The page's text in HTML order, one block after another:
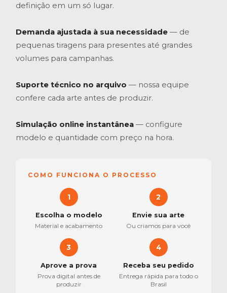
definição em um só lugar.
Demanda ajustada à sua necessidade — de
pequenas tiragens para presentes até grandes
volumes para campanhas.
Suporte técnico no arquivo — nossa equipe
confere cada arte antes de produzir.
Simulação online instantânea — configure
modelo e quantidade com preço na hora.
COMO FUNCIONA O PROCESSO
1
Escolha o modelo
Material e acabamento
2
Envie sua arte
Ou criamos para você
3
Aprove a prova
Prova digital antes de
produzir
4
Receba seu pedido
Entrega rápida para todo o
Brasil